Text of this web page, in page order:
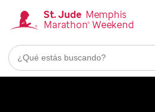
contenido
principal
St. Jude Memphis
Marathon® Weekend